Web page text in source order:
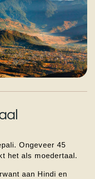
Ongeveer 45
het als moedertaal.
aan Hindi en